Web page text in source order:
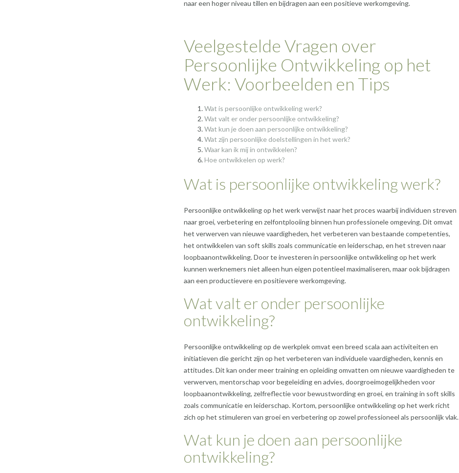
naar een hoger niveau tillen en bijdragen aan een positieve werkomgeving.
Veelgestelde Vragen over
Persoonlijke Ontwikkeling op het
Werk: Voorbeelden en Tips
Wat is persoonlijke ontwikkeling werk?
Wat valt er onder persoonlijke ontwikkeling?
Wat kun je doen aan persoonlijke ontwikkeling?
Wat zijn persoonlijke doelstellingen in het werk?
Waar kan ik mij in ontwikkelen?
Hoe ontwikkelen op werk?
Wat is persoonlijke ontwikkeling werk?
Persoonlijke ontwikkeling op het werk verwijst naar het proces waarbij individuen streven
naar groei, verbetering en zelfontplooiing binnen hun professionele omgeving. Dit omvat
het verwerven van nieuwe vaardigheden, het verbeteren van bestaande competenties,
het ontwikkelen van soft skills zoals communicatie en leiderschap, en het streven naar
loopbaanontwikkeling. Door te investeren in persoonlijke ontwikkeling op het werk
kunnen werknemers niet alleen hun eigen potentieel maximaliseren, maar ook bijdragen
aan een productievere en positievere werkomgeving.
Wat valt er onder persoonlijke
ontwikkeling?
Persoonlijke ontwikkeling op de werkplek omvat een breed scala aan activiteiten en
initiatieven die gericht zijn op het verbeteren van individuele vaardigheden, kennis en
attitudes. Dit kan onder meer training en opleiding omvatten om nieuwe vaardigheden te
verwerven, mentorschap voor begeleiding en advies, doorgroeimogelijkheden voor
loopbaanontwikkeling, zelfreflectie voor bewustwording en groei, en training in soft skills
zoals communicatie en leiderschap. Kortom, persoonlijke ontwikkeling op het werk richt
zich op het stimuleren van groei en verbetering op zowel professioneel als persoonlijk vlak.
Wat kun je doen aan persoonlijke
ontwikkeling?